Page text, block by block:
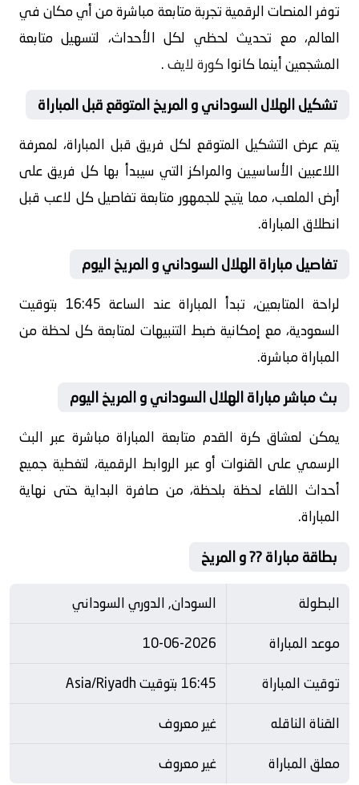
توفر المنصات الرقمية تجربة متابعة مباشرة من أي مكان في
العالم، مع تحديث لحظي لكل الأحداث، لتسهيل متابعة
المشجعين أينما كانواكورة لايف.
تشكيل الهلال السوداني و المريخ المتوقع قبل المباراة
يتم عرض التشكيل المتوقع لكل فريق قبل المباراة، لمعرفة
اللاعبين الأساسيين والمراكز التي سيبدأ بها كل فريق على
أرض الملعب، مما يتيح للجمهور متابعة تفاصيل كل لاعب قبل
انطلاق المباراة.
تفاصيل مباراة الهلال السوداني و المريخ اليوم
لراحة المتابعين، تبدأ المباراة عند الساعة 16:45 بتوقيت
السعودية، مع إمكانية ضبط التنبيهات لمتابعة كل لحظة من
المباراة مباشرة.
بث مباشر مباراة الهلال السوداني و المريخ اليوم
يمكن لعشاق كرة القدم متابعة المباراة مباشرة عبر البث
الرسمي على القنوات أو عبر الروابط الرقمية، لتغطية جميع
أحداث اللقاء لحظة بلحظة، من صافرة البداية حتى نهاية
المباراة.
بطاقة مباراة ?? و المريخ
البطولة
السودان, الدوري السوداني
موعد المباراة
10-06-2026
توقيت المباراة
16:45 بتوقيت Asia/Riyadh
القناة الناقله
غير معروف
معلق المباراة
غير معروف